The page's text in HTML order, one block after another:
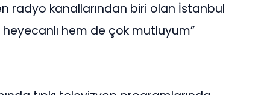
radyo kanallarından biri olan İstanbul
hem de çok mutluyum”